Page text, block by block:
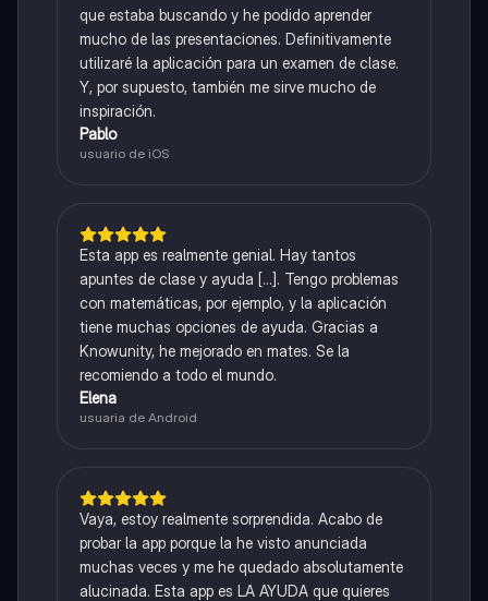
que estaba buscando y he podido aprender
mucho de las presentaciones. Definitivamente
utilizaré la aplicación para un examen de clase.
Y, por supuesto, también me sirve mucho de
inspiración.
Pablo
usuario de iOS
Esta app es realmente genial. Hay tantos
apuntes de clase y ayuda [...]. Tengo problemas
con matemáticas, por ejemplo, y la aplicación
tiene muchas opciones de ayuda. Gracias a
Knowunity, he mejorado en mates. Se la
recomiendo a todo el mundo.
Elena
usuaria de Android
Vaya, estoy realmente sorprendida. Acabo de
probar la app porque la he visto anunciada
muchas veces y me he quedado absolutamente
alucinada. Esta app es LA AYUDA que quieres